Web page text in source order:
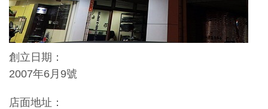
創立日期：
2007年6月9號
店面地址：